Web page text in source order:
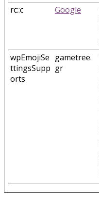
rc::c Google
wpEmojiSe
ttingsSupp
orts
gametree.
gr